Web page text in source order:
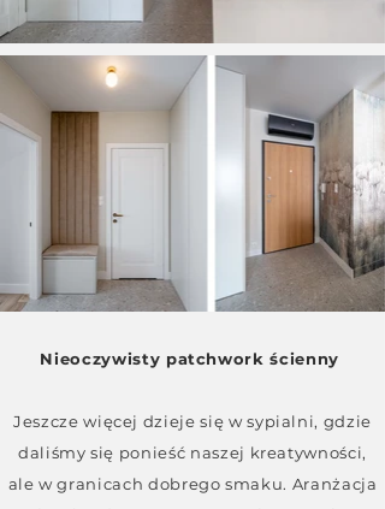
Nieoczywisty patchwork ścienny
Jeszcze więcej dzieje się w sypialni, gdzie
daliśmy się ponieść naszej kreatywności,
ale w granicach dobrego smaku. Aranżacja